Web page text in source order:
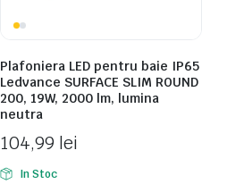
Plafoniera LED pentru baie IP65
Ledvance SURFACE SLIM ROUND
200, 19W, 2000 lm, lumina
neutra
104,99 lei
In Stoc